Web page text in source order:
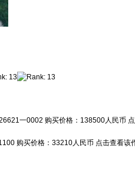
一0002 购买价格： 138500人民币
购买价格： 33210人民币 点击查看该